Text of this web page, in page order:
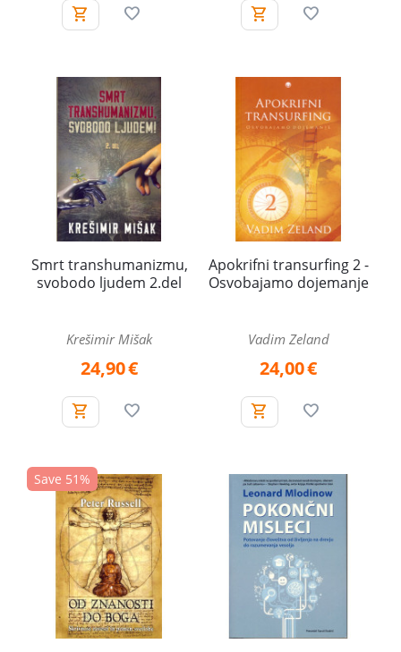
Smrt transhumanizmu,
svobodo ljudem 2.del
Krešimir Mišak
24,90€
Apokrifni transurfing 2 -
Osvobajamo dojemanje
Vadim Zeland
24,00€
Save 51%